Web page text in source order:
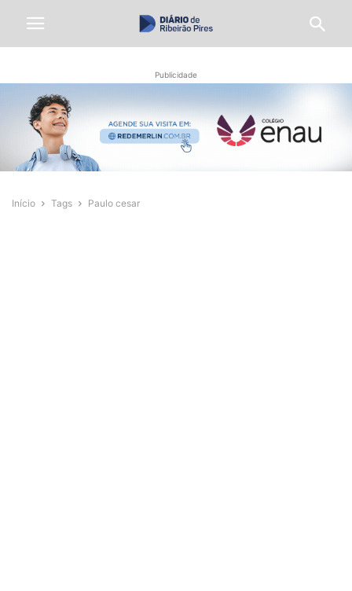
Publicidade
Início Tags Paulo cesar